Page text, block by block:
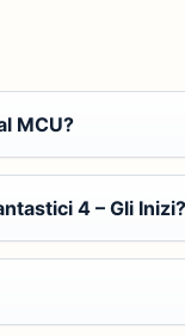
MCU?
4 – Gli Inizi?